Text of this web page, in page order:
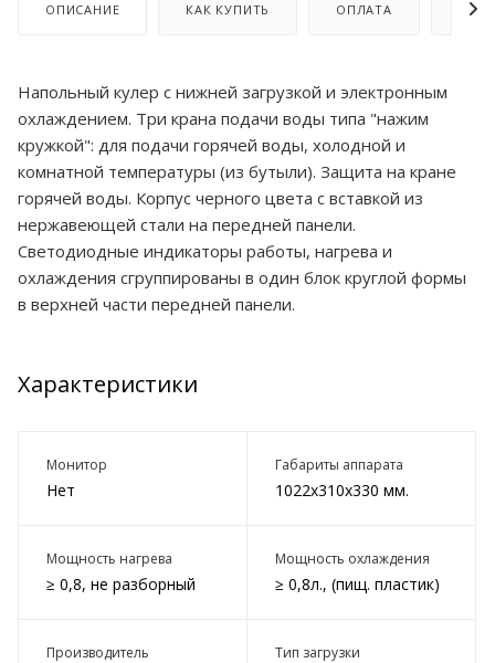
ОПИСАНИЕ КАК КУПИТЬ ОПЛАТА
Напольный кулер с нижней загрузкой и электронным
охлаждением. Три крана подачи воды типа "нажим
кружкой": для подачи горячей воды, холодной и
комнатной температуры (из бутыли). Защита на кране
горячей воды. Корпус черного цвета с вставкой из
нержавеющей стали на передней панели.
Светодиодные индикаторы работы, нагрева и
охлаждения сгруппированы в один блок круглой формы
в верхней части передней панели.
Характеристики
Монитор
Нет
Габариты аппарата
1022x310x330 мм.
Мощность нагрева
≥ 0,8, не разборный
Мощность охлаждения
≥ 0,8л., (пищ. пластик)
Производитель Тип загрузки